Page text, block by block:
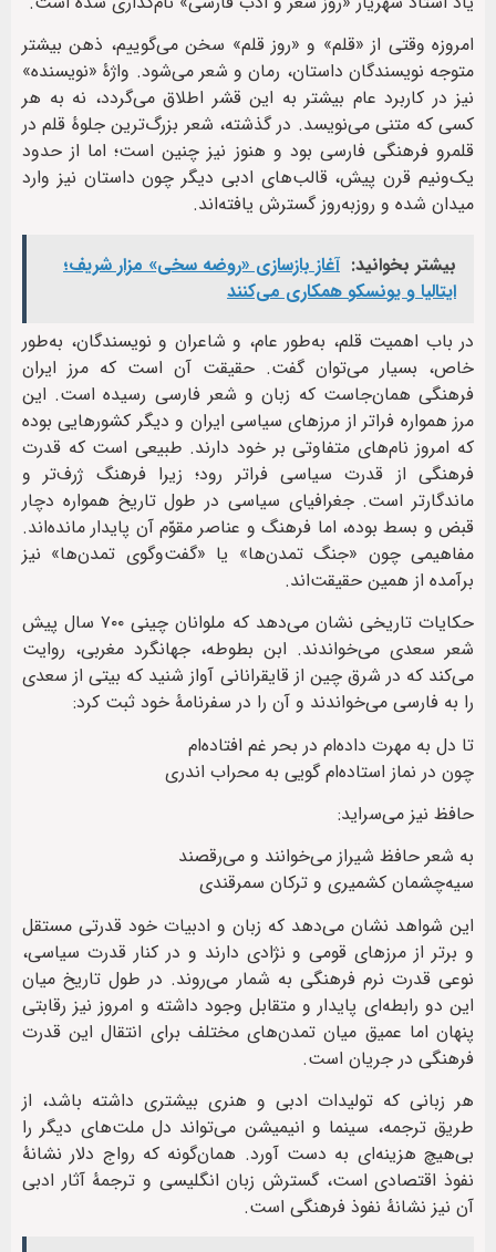
امروزه وقتی از «قلم» و «روز قلم» سخن می‌گوییم، ذهن بیشتر
متوجه نویسندگان داستان، رمان و شعر می‌شود. واژۀ «نویسنده»
نیز در کاربرد عام بیشتر به این قشر اطلاق می‌گردد، نه به هر
کسی که متنی می‌نویسد. در گذشته، شعر بزرگ‌ترین جلوهٔ قلم در
قلمرو فرهنگی فارسی بود و هنوز نیز چنین است؛ اما از حدود
یک‌ونیم قرن پیش، قالب‌های ادبی دیگر چون داستان نیز وارد
میدان شده و روزبه‌روز گسترش یافته‌اند.
بیشتر بخوانید: آغاز بازسازی «روضه سخی» مزار شریف؛
ایتالیا و یونسکو همکاری می‌کنند
در باب اهمیت قلم، به‌طور عام، و شاعران و نویسندگان، به‌طور
خاص، بسیار می‌توان گفت. حقیقت آن است که مرز ایران
فرهنگی همان‌جاست که زبان و شعر فارسی رسیده است. این
مرز همواره فراتر از مرزهای سیاسی ایران و دیگر کشورهایی بوده
که امروز نام‌های متفاوتی بر خود دارند. طبیعی است که قدرت
فرهنگی از قدرت سیاسی فراتر رود؛ زیرا فرهنگ ژرف‌تر و
ماندگارتر است. جغرافیای سیاسی در طول تاریخ همواره دچار
قبض و بسط بوده، اما فرهنگ و عناصر مقوّم آن پایدار مانده‌اند.
مفاهیمی چون «جنگ تمدن‌ها» یا «گفت‌وگوی تمدن‌ها» نیز
برآمده از همین حقیقت‌اند.
حکایات تاریخی نشان می‌دهد که ملوانان چینی ۷۰۰ سال پیش
شعر سعدی می‌خواندند. ابن بطوطه، جهانگرد مغربی، روایت
می‌کند که در شرق چین از قایقرانانی آواز شنید که بیتی از سعدی
را به فارسی می‌خواندند و آن را در سفرنامۀ خود ثبت کرد:
تا دل به مهرت داده‌ام در بحر غم افتاده‌ام
چون در نماز استاده‌ام گویی به محراب اندری
حافظ نیز می‌سراید:
به شعر حافظ شیراز می‌خوانند و می‌رقصند
سیه‌چشمان کشمیری و ترکان سمرقندی
این شواهد نشان می‌دهد که زبان و ادبیات خود قدرتی مستقل
و برتر از مرزهای قومی و نژادی دارند و در کنار قدرت سیاسی،
نوعی قدرت نرم فرهنگی به شمار می‌روند. در طول تاریخ میان
این دو رابطه‌ای پایدار و متقابل وجود داشته و امروز نیز رقابتی
پنهان اما عمیق میان تمدن‌های مختلف برای انتقال این قدرت
فرهنگی در جریان است.
هر زبانی که تولیدات ادبی و هنری بیشتری داشته باشد، از
طریق ترجمه، سینما و انیمیشن می‌تواند دل ملت‌های دیگر را
بی‌هیچ هزینه‌ای به دست آورد. همان‌گونه که رواج دلار نشانهٔ
نفوذ اقتصادی است، گسترش زبان انگلیسی و ترجمهٔ آثار ادبی
آن نیز نشانهٔ نفوذ فرهنگی است.